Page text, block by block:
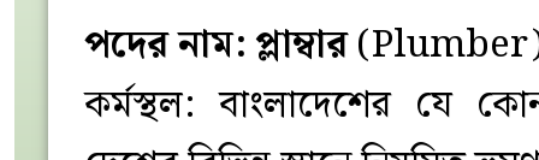
পদের নাম: প্লাম্বার
কর্মস্থল: বাংলাদেশের যে